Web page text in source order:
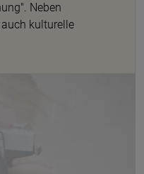
Neben
kulturelle